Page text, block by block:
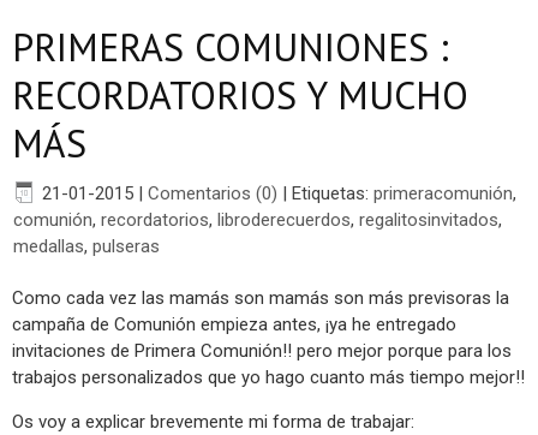
PRIMERAS COMUNIONES :
RECORDATORIOS Y MUCHO
MÁS
21-01-2015 | Comentarios (0) | Etiquetas: primeracomunión,
comunión, recordatorios, libroderecuerdos, regalitosinvitados,
medallas, pulseras
Como cada vez las mamás son mamás son más previsoras la
campaña de Comunión empieza antes, ¡ya he entregado
invitaciones de Primera Comunión!! pero mejor porque para los
trabajos personalizados que yo hago cuanto más tiempo mejor!!
Os voy a explicar brevemente mi forma de trabajar: